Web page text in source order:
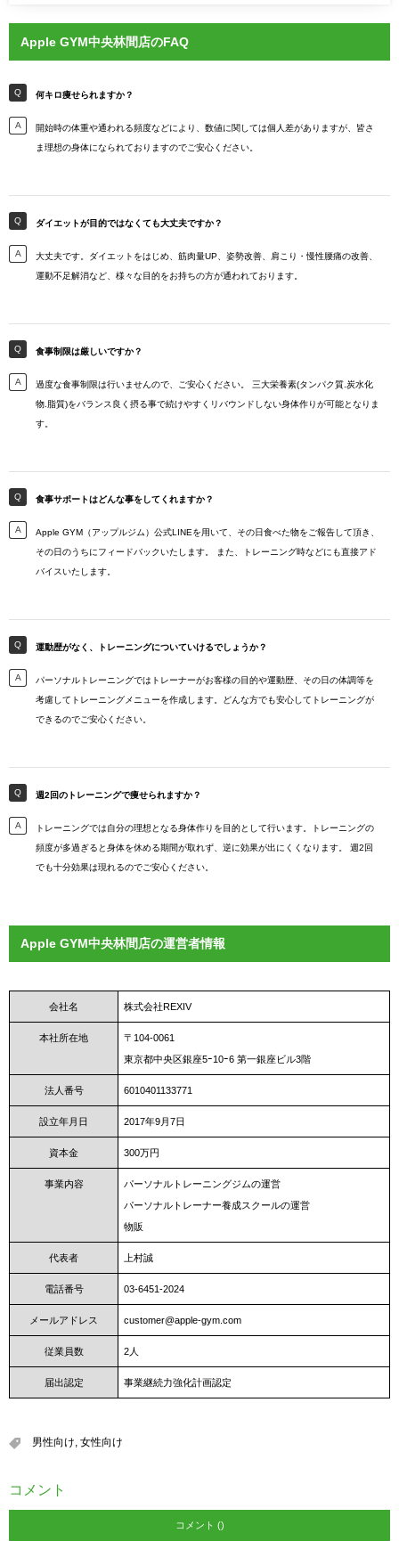
Apple GYM中央林間店のFAQ
何キロ痩せられますか？
開始時の体重や通われる頻度などにより、数値に関しては個人差がありますが、皆さ
ま理想の身体になられておりますのでご安心ください。
ダイエットが目的ではなくても大丈夫ですか？
大丈夫です。ダイエットをはじめ、筋肉量UP、姿勢改善、肩こり・慢性腰痛の改善、
運動不足解消など、様々な目的をお持ちの方が通われております。
食事制限は厳しいですか？
過度な食事制限は行いませんので、ご安心ください。 三大栄養素(タンパク質.炭水化
物.脂質)をバランス良く摂る事で続けやすくリバウンドしない身体作りが可能となりま
す。
食事サポートはどんな事をしてくれますか？
Apple GYM（アップルジム）公式LINEを用いて、その日食べた物をご報告して頂き、
その日のうちにフィードバックいたします。 また、トレーニング時などにも直接アド
バイスいたします。
運動歴がなく、トレーニングについていけるでしょうか？
パーソナルトレーニングではトレーナーがお客様の目的や運動歴、その日の体調等を
考慮してトレーニングメニューを作成します。どんな方でも安心してトレーニングが
できるのでご安心ください。
週2回のトレーニングで痩せられますか？
トレーニングでは自分の理想となる身体作りを目的として行います。トレーニングの
頻度が多過ぎると身体を休める期間が取れず、逆に効果が出にくくなります。 週2回
でも十分効果は現れるのでご安心ください。
Apple GYM中央林間店の運営者情報
会社名 株式会社REXIV
本社所在地
〒104-0061
東京都中央区銀座5ｰ10ｰ6 第一銀座ビル3階
法人番号 6010401133771
設立年月日 2017年9月7日
資本金 300万円
事業内容
パーソナルトレーニングジムの運営
パーソナルトレーナー養成スクールの運営
物販
代表者 上村誠
電話番号 03-6451-2024
メールアドレス customer@apple-gym.com
従業員数 2人
届出認定 事業継続力強化計画認定
男性向け, 女性向け
コメント
コメント ()